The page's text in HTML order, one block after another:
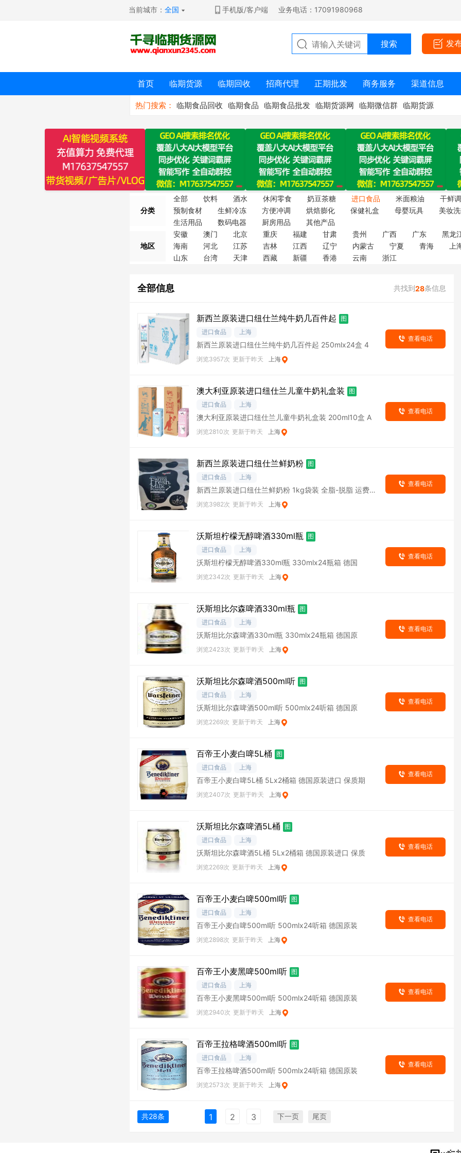
当前城市：全国 手机版/客户端 业务电话：17091980968
发
首页 临期货源 临期回收 招商代理 正期批发 商务服务 渠道信息
热门搜索： 临期食品回收 临期食品 临期食品批发 临期货源网 临期微信群 临期货源
分类
全部 饮料 酒水 休闲零食 奶豆茶糖 进口食品 米面粮油 干鲜
预制食材
生鲜冷冻 方便冲调 烘焙膨化 保健礼盒 母婴玩具 美妆
生活用品
数码电器 厨房用品 其他产品
地区
安徽 澳门 北京 重庆 福建 甘肃 贵州 广西 广东 黑龙
海南
河北 江苏 吉林 江西 辽宁 内蒙古 宁夏 青海 上
山东
台湾 天津 西藏 新疆 香港 云南 浙江
全部信息 共找到28条信息
新西兰原装进口纽仕兰纯牛奶几百件起
图
进口食品
上海
新西兰原装进口纽仕兰纯牛奶几百件起 250mlx24盒 4
浏览3957次 更新于昨天 上海
查看电话
澳大利亚原装进口纽仕兰儿童牛奶礼盒装
图
进口食品
上海
澳大利亚原装进口纽仕兰儿童牛奶礼盒装 200ml10盒 A
浏览2810次 更新于昨天 上海
查看电话
新西兰原装进口纽仕兰鲜奶粉 图
进口食品
上海
新西兰原装进口纽仕兰鲜奶粉 1kg袋装 全脂-脱脂 运费自
理
浏览3982次 更新于昨天 上海
查看电话
沃斯坦柠檬无醇啤酒330ml瓶 图
进口食品
上海
沃斯坦柠檬无醇啤酒330ml瓶 330mlx24瓶箱 德国
浏览2342次 更新于昨天 上海
查看电话
沃斯坦比尔森啤酒330ml瓶 图
进口食品
上海
沃斯坦比尔森啤酒330ml瓶 330mlx24瓶箱 德国原
浏览2423次 更新于昨天 上海
查看电话
沃斯坦比尔森啤酒500ml听 图
进口食品
上海
沃斯坦比尔森啤酒500ml听 500mlx24听箱 德国原
浏览2269次 更新于昨天 上海
查看电话
百帝王小麦白啤5L桶
图
进口食品
上海
百帝王小麦白啤5L桶 5Lx2桶箱 德国原装进口 保质期
浏览2407次 更新于昨天 上海
查看电话
沃斯坦比尔森啤酒5L桶
图
进口食品
上海
沃斯坦比尔森啤酒5L桶 5Lx2桶箱 德国原装进口 保质
浏览2269次 更新于昨天 上海
查看电话
百帝王小麦白啤500ml听 图
进口食品
上海
百帝王小麦白啤500ml听 500mlx24听箱 德国原装
浏览2898次 更新于昨天 上海
查看电话
百帝王小麦黑啤500ml听 图
进口食品
上海
百帝王小麦黑啤500ml听 500mlx24听箱 德国原装
浏览2940次 更新于昨天 上海
查看电话
百帝王拉格啤酒500ml听 图
进口食品
上海
百帝王拉格啤酒500ml听 500mlx24听箱 德国原装
浏览2573次 更新于昨天 上海
查看电话
共28条 1 2 3 下一页 尾页